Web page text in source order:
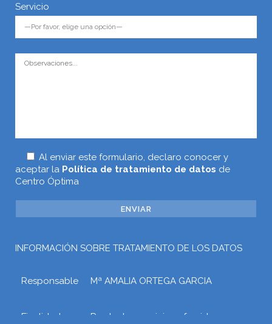
Servicio
Al enviar este formulario, declaro conocer y
aceptar la Política de tratamiento de datos de
Centro Óptima
INFORMACIÓN SOBRE TRATAMIENTO DE LOS DATOS
Responsable Mª AMALIA ORTEGA GARCIA
Finalidad
Prestar los servicios ofrecidos a